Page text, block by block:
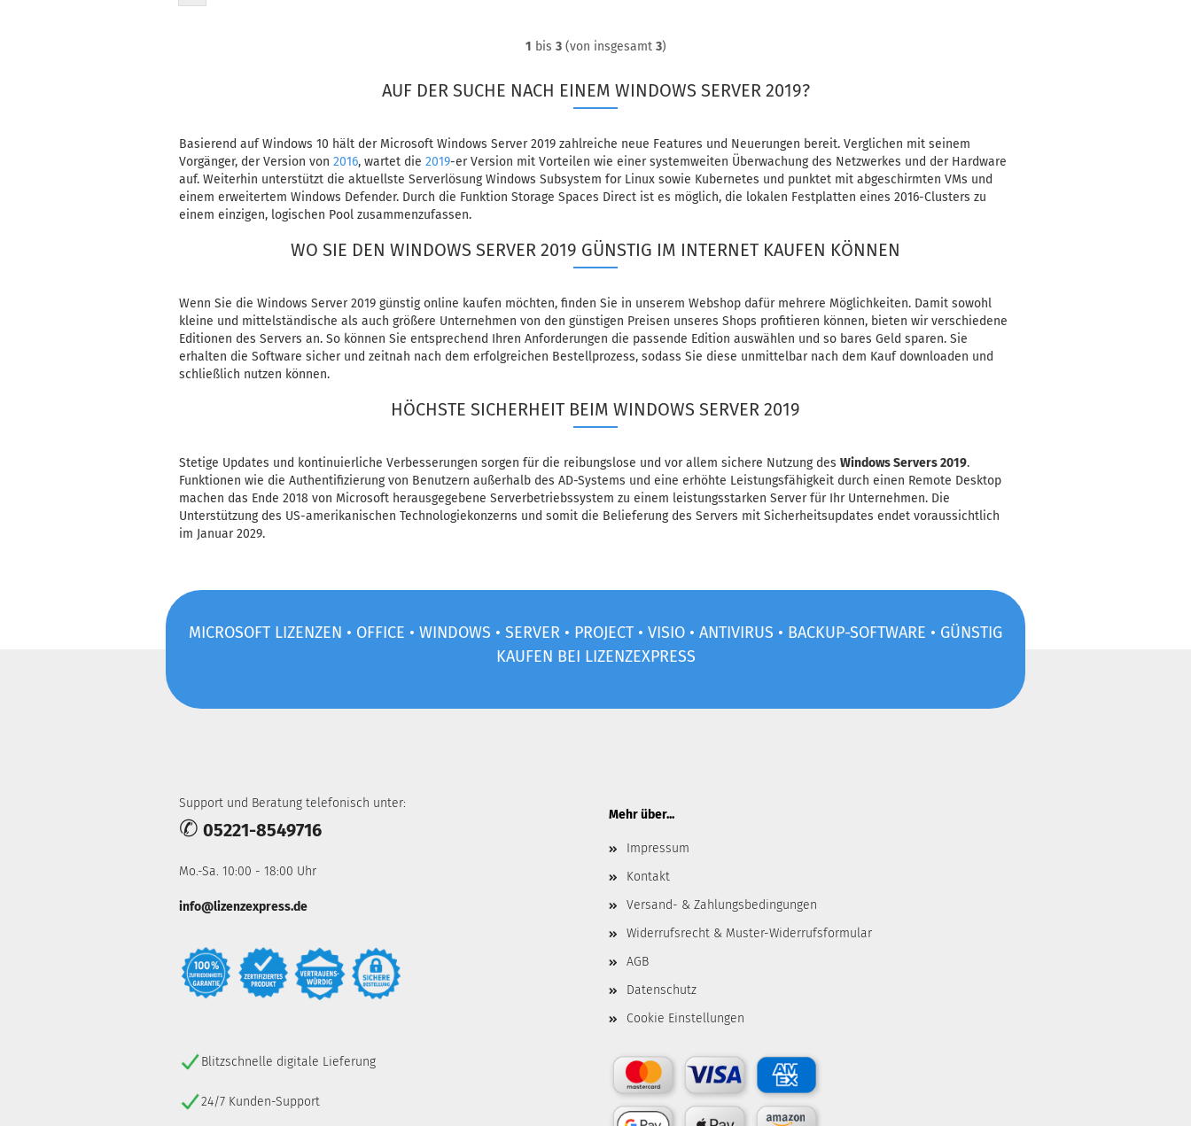
1 bis 3(von insgesamt 3)
AUF DER SUCHE NACH EINEM WINDOWS SERVER 2019?
Basierend auf Windows 10 hält der Microsoft Windows Server 2019 zahlreiche neue Features und Neuerungen bereit. Verglichen mit seinem
Vorgänger, der Version von 2016, wartet die 2019-er Version mit Vorteilen wie einer systemweiten Überwachung des Netzwerkes und der Hardware
auf. Weiterhin unterstützt die aktuellste Serverlösung Windows Subsystem for Linux sowie Kubernetes und punktet mit abgeschirmten VMs und
einem erweitertem Windows Defender. Durch die Funktion Storage Spaces Direct ist es möglich, die lokalen Festplatten eines 2016-Clusters zu
einem einzigen, logischen Pool zusammenzufassen.
WO SIE DEN WINDOWS SERVER 2019 GÜNSTIG IM INTERNET KAUFEN KÖNNEN
Wenn Sie die Windows Server 2019 günstig online kaufen möchten, finden Sie in unserem Webshop dafür mehrere Möglichkeiten. Damit sowohl
kleine und mittelständische als auch größere Unternehmen von den günstigen Preisen unseres Shops profitieren können, bieten wir verschiedene
Editionen des Servers an. So können Sie entsprechend Ihren Anforderungen die passende Edition auswählen und so bares Geld sparen. Sie
erhalten die Software sicher und zeitnah nach dem erfolgreichen Bestellprozess, sodass Sie diese unmittelbar nach dem Kauf downloaden und
schließlich nutzen können.
HÖCHSTE SICHERHEIT BEIM WINDOWS SERVER 2019
Stetige Updates und kontinuierliche Verbesserungen sorgen für die reibungslose und vor allem sichere Nutzung des Windows Servers 2019.
Funktionen wie die Authentifizierung von Benutzern außerhalb des AD-Systems und eine erhöhte Leistungsfähigkeit durch einen Remote Desktop
machen das Ende 2018 von Microsoft herausgegebene Serverbetriebssystem zu einem leistungsstarken Server für Ihr Unternehmen. Die
Unterstützung des US-amerikanischen Technologiekonzerns und somit die Belieferung des Servers mit Sicherheitsupdates endet voraussichtlich
im Januar 2029.
MICROSOFT LIZENZEN • OFFICE • WINDOWS • SERVER • PROJECT • VISIO • ANTIVIRUS • BACKUP-SOFTWARE • GÜNSTIG
KAUFEN BEI LIZENZEXPRESS
Support und Beratung telefonisch unter:
✆ 05221-8549716
Mo.-Sa. 10:00 - 18:00 Uhr
info@lizenzexpress.de
Mehr über...
Impressum
Kontakt
Versand- & Zahlungsbedingungen
Widerrufsrecht & Muster-Widerrufsformular
AGB
Datenschutz
Cookie Einstellungen
Blitzschnelle digitale Lieferung
24/7 Kunden-Support